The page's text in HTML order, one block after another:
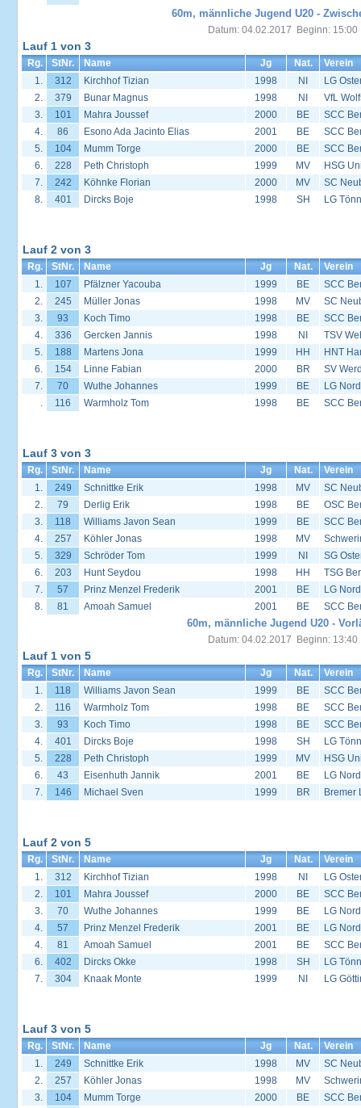
60m, männliche Jugend U20 -
Datum: 04.02.2017 Beginn: 15:00
Lauf 1 von 3
Rg. StNr. Name Jg Nat.
Verein
1.
312 Kirchhof Tizian 1998 NI
LG
2.
379 Bunar Magnus 1998 NI
VfL
3.
101 Mahra Joussef 2000 BE
SCC
4.
86 Esono Ada Jacinto Elias 2001 BE
SCC
5.
104 Mumm Torge 2000 BE
SCC
6.
228 Peth Christoph 1999 MV
HSG
7.
242 Köhnke Florian 2000 MV
SC
8.
401 Dircks Boje 1998 SH LG
Lauf 2 von 3
Rg. StNr. Name Jg Nat.
Verein
1.
107 Pfälzner Yacouba 1999 BE
SCC
2.
245 Müller Jonas 1998 MV
SC
3.
93 Koch Timo 1998 BE
SCC
4.
336 Gercken Jannis 1998 NI
TSV
5.
188 Martens Jona 1999 HH
HNT
6.
154 Linne Fabian 2000 BR
SV
7.
70 Wuthe Johannes 1999 BE
LG
.
116 Warmholz Tom 1998 BE SCC
Lauf 3 von 3
Rg. StNr. Name Jg Nat.
Verein
1.
249 Schnittke Erik 1998 MV
SC
2.
79 Derlig Erik 1998 BE
OSC
3.
118 Williams Javon Sean 1999 BE
SCC
4.
257 Köhler Jonas 1998 MV
5.
329 Schröder Tom 1999 NI
SG
6.
203 Hunt Seydou 1998 HH
TSG
7.
57 Prinz Menzel Frederik 2001 BE
LG
8.
81 Amoah Samuel 2001 BE SCC
60m, männliche Jugend U20 -
Datum: 04.02.2017 Beginn: 13:40
Lauf 1 von 5
Rg. StNr. Name Jg Nat.
Verein
1.
118 Williams Javon Sean 1999 BE
SCC
2.
116 Warmholz Tom 1998 BE
SCC
3.
93 Koch Timo 1998 BE
SCC
4.
401 Dircks Boje 1998 SH
LG
5.
228 Peth Christoph 1999 MV
HSG
6.
43 Eisenhuth Jannik 2001 BE
LG
7.
146 Michael Sven 1999 BR Bremer
Lauf 2 von 5
Rg. StNr. Name Jg Nat.
Verein
1.
312 Kirchhof Tizian 1998 NI
LG
2.
101 Mahra Joussef 2000 BE
SCC
3.
70 Wuthe Johannes 1999 BE
LG
4.
57 Prinz Menzel Frederik 2001 BE
LG
4.
81 Amoah Samuel 2001 BE
SCC
6.
402 Dircks Okke 1998 SH
LG
7.
304 Knaak Monte 1999 NI LG
Lauf 3 von 5
Rg. StNr. Name Jg Nat.
Verein
1.
249 Schnittke Erik 1998 MV
SC
2.
257 Köhler Jonas 1998 MV
3.
104 Mumm Torge 2000 BE
SCC